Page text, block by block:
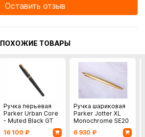
Оставить отзыв
ПОХОЖИЕ ТОВАРЫ
Ручка перьевая
Parker Urban Core
- Muted Black GT
16 100 ₽
Ручка шариковая
Parker Jotter XL
Monochrome SE20
6 930 ₽